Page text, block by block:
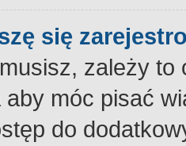
się
zależy
aby móc pisać
do